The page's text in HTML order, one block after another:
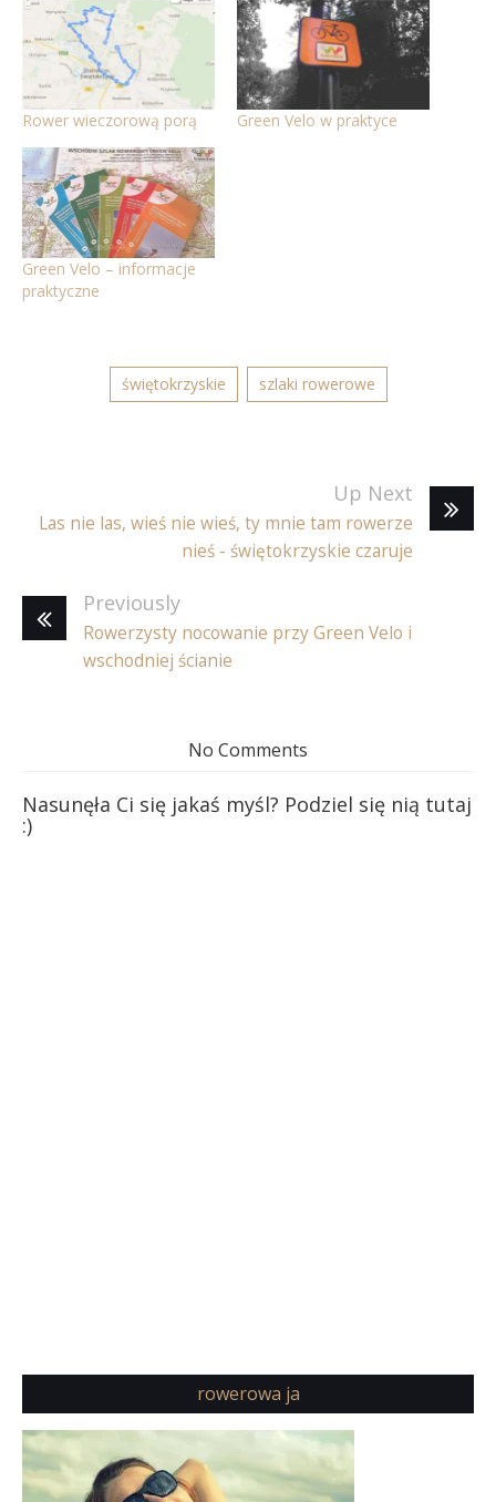
Rower wieczorową porą Green Velo w praktyce
Green Velo – informacje
praktyczne
świętokrzyskie szlaki rowerowe
Up Next
Las nie las, wieś nie wieś, ty mnie tam rowerze
nieś - świętokrzyskie czaruje
Previously
Rowerzysty nocowanie przy Green Velo i
wschodniej ścianie
No Comments
Nasunęła Ci się jakaś myśl? Podziel się nią tutaj
:)
rowerowa ja